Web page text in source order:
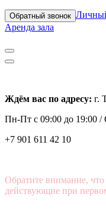
Обратный звонок
Аренда зала
Ждём вас по адресу: г.
Пн-Пт с 09:00 до 19:00 /
+7 901 611 42 10
Обратите внимание,
действующие при